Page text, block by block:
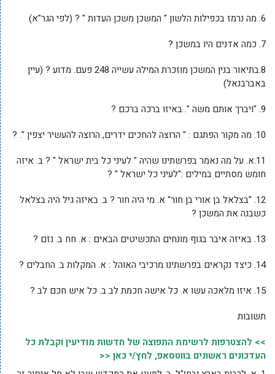
6. מה נרמז בכפילות הלשון " המשכן משכן העדות " ? (לפי הגר"א)
7. כמה אדנים היו במשכן ?
8.בתיאור בנין המשכן מוזכרת המילה עשייה 248 פעם. מדוע ? (עיין
באברבנאל)
9. "ויברך אותם משה ". באיזו ברכה ברכם ?
10. מה מקור הפתגם : " הרוצה להחכים ידרים, הרוצה להעשיר יצפין ". ?
11.א. על מה נאמר בפרשתינו שהיה " לעיני כל בית ישראל " ? ב. איזה
חומש מסתיים במילים :"לעיני כל ישראל " ?
12. "בצלאל בן אורי בן חור" א. מי היה חור ? ב. באיזה גיל היה בצלאל
כשבנה את המשכן ?
13. באיזה איבר בגוף מונחים התכשיטים הבאים : א. חח ב. נזם ?
14. כיצד נקראים בפרשתינו מרכיבי האוהל : א. המקלות ב. החבלים ?
15. איזו מלאכה עשו א. כל אישה חכמת לב ב. כל איש חכם לב ?
תשובות
>> להצטרפות לרשימת התפוצה של חדשות מודיעין וקבלת כל
העדכונים ראשונים בווטסאפ, לחץ/י כאן <<